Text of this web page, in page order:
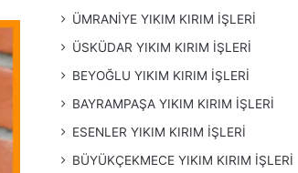
ÜMRANİYE YIKIM KIRIM İŞLERİ
ÜSKÜDAR YIKIM KIRIM İŞLERİ
BEYOĞLU YIKIM KIRIM İŞLERİ
BAYRAMPAŞA YIKIM KIRIM İŞLERİ
ESENLER YIKIM KIRIM İŞLERİ
BÜYÜKÇEKMECE YIKIM KIRIM İŞLERİ